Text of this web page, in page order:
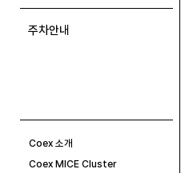
주차안내
Coex 소개
Coex MICE Cluster